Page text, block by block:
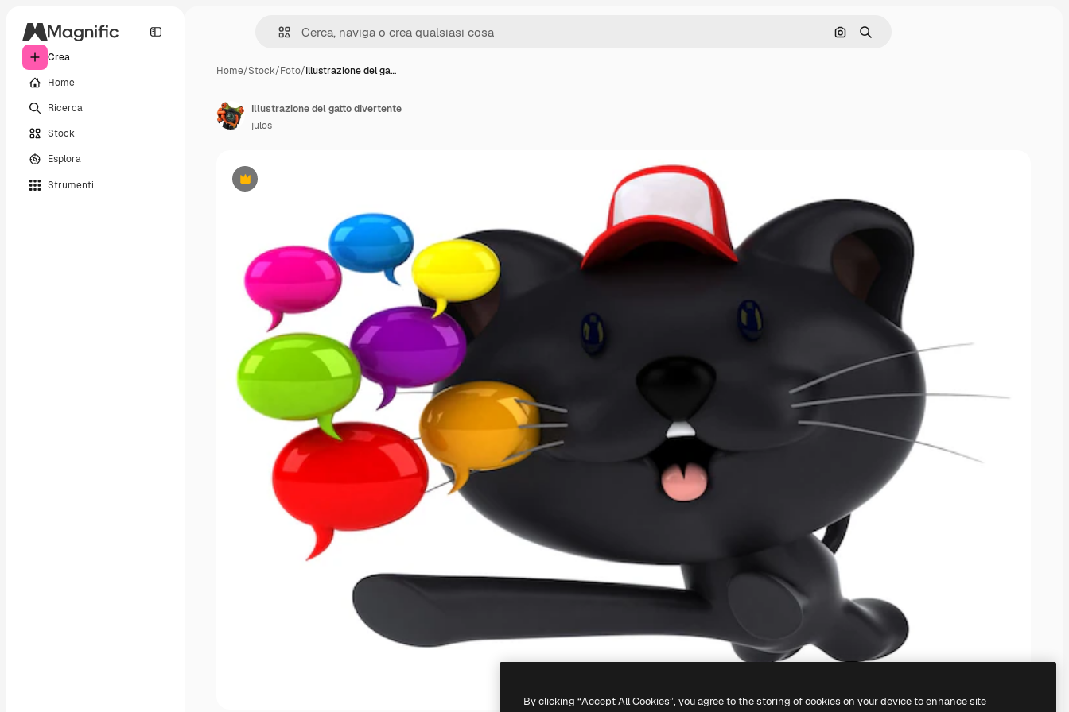
Crea
Home
Ricerca
Stock
Esplora
Strumenti
Cerca per immagine
Ricerca
Home/Stock/Foto/Illustrazione del ga…
Premium
Illustrazione del gatto divertente
julos
By clicking “Accept All Cookies”, you agree to the storing of cookies on your device to enhance site